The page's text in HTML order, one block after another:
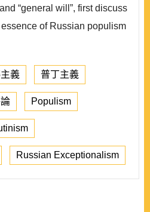
“general will”, first discuss
of Russian populism
義 普丁主義
Populism
Russian Exceptionalism